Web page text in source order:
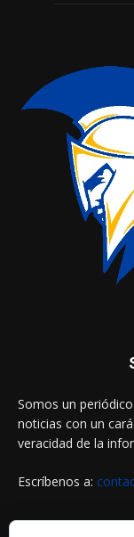
Somos un
noticias con un
veracidad de la
Escríbenos a: